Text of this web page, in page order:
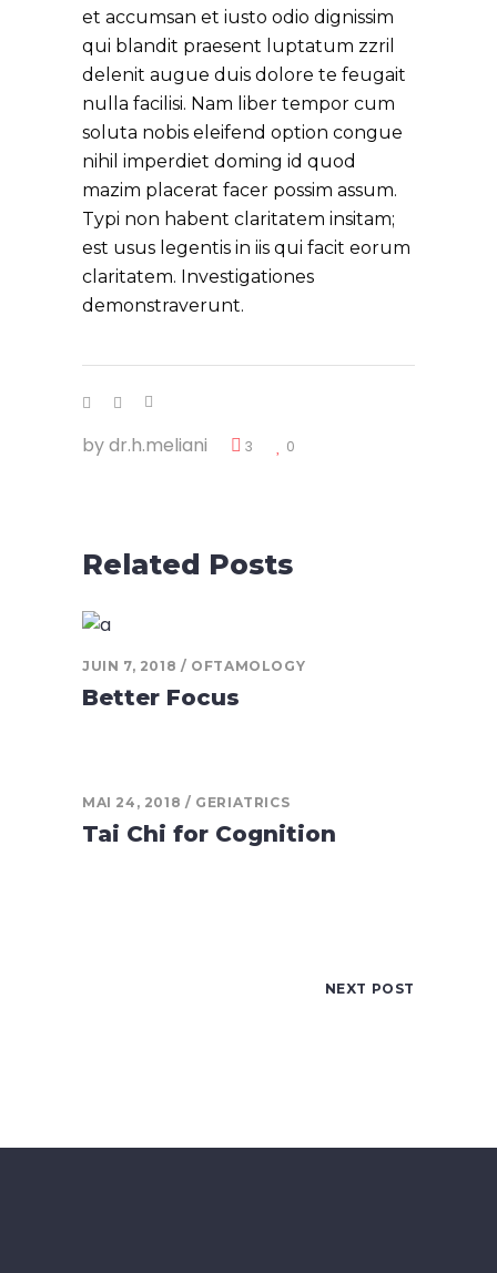
et accumsan et iusto odio dignissim
qui blandit praesent luptatum zzril
delenit augue duis dolore te feugait
nulla facilisi. Nam liber tempor cum
soluta nobis eleifend option congue
nihil imperdiet doming id quod
mazim placerat facer possim assum.
Typi non habent claritatem insitam;
est usus legentis in iis qui facit eorum
claritatem. Investigationes
demonstraverunt.
bydr.h.meliani 3 0
Related Posts
JUIN 7, 2018 OFTAMOLOGY
Better Focus
MAI 24, 2018 GERIATRICS
Tai Chi for Cognition
NEXT POST